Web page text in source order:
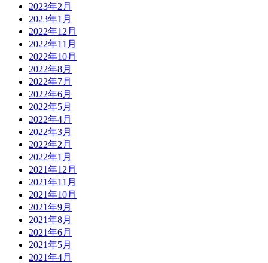
2023年2月
2023年1月
2022年12月
2022年11月
2022年10月
2022年8月
2022年7月
2022年6月
2022年5月
2022年4月
2022年3月
2022年2月
2022年1月
2021年12月
2021年11月
2021年10月
2021年9月
2021年8月
2021年6月
2021年5月
2021年4月